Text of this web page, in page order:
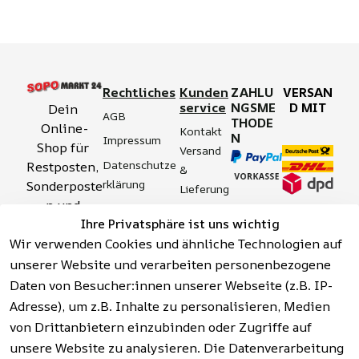
Ihre Privatsphäre ist uns wichtig
Wir verwenden Cookies und ähnliche Technologien auf
unserer Website und verarbeiten personenbezogene
Daten von Besucher:innen unserer Webseite (z.B. IP-
Adresse), um z.B. Inhalte zu personalisieren, Medien
von Drittanbietern einzubinden oder Zugriffe auf
unsere Website zu analysieren. Die Datenverarbeitung
Dein
Online-
Shop für
Restposten,
Sonderposte
n und
Aktionsartik
el rund um
Werkzeuge,
Garten,
Haushalt
und mehr.
Rechtliches
AGB
Impressum
Datenschutze
rklärung
tserklärung
Widerrufsrech
t
Hinweise zur
Batterieentso
rgung
Kunden
service
Kontakt
Versand
&
Lieferung
&
Sicherhei
t
Häufige
Fragen
(FAQ)
ZAHLU
NGSME
THODE
N
VERSAN
D MIT